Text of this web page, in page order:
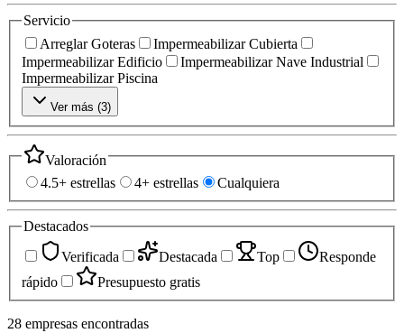
Servicio
Arreglar Goteras
Impermeabilizar Cubierta
Impermeabilizar Edificio
Impermeabilizar Nave Industrial
Impermeabilizar Piscina
Ver más (3)
Valoración
4.5+ estrellas
4+ estrellas Cualquiera
Destacados
Verificada
Destacada Top
Responde
rápido
Presupuesto gratis
28 empresas encontradas